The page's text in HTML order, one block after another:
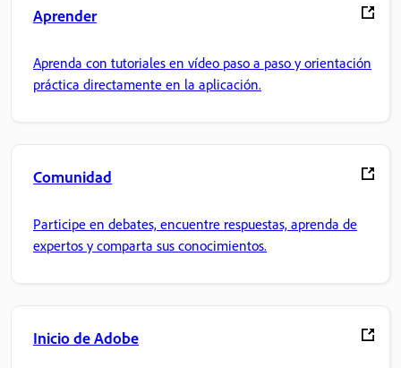
Aprender
Aprenda con tutoriales en vídeo paso a paso y orientación
práctica directamente en la aplicación.
Comunidad
Participe en debates, encuentre respuestas, aprenda de
expertos y comparta sus conocimientos.
Inicio de Adobe